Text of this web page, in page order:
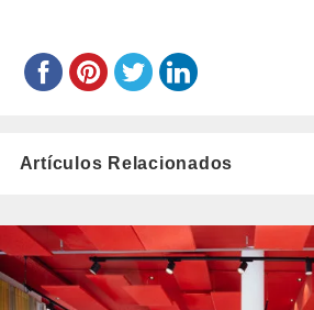
Artículos Relacionados